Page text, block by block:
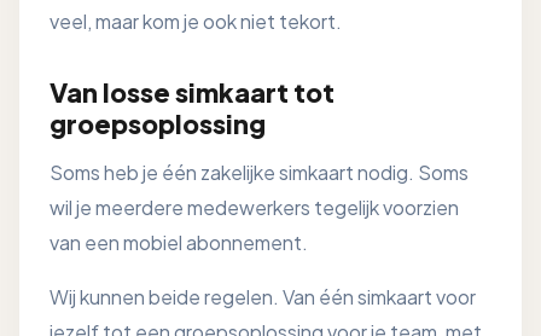
veel, maar kom je ook niet tekort.
Van losse simkaart tot
groepsoplossing
Soms heb je één zakelijke simkaart nodig. Soms
wil je meerdere medewerkers tegelijk voorzien
van een mobiel abonnement.
Wij kunnen beide regelen. Van één simkaart voor